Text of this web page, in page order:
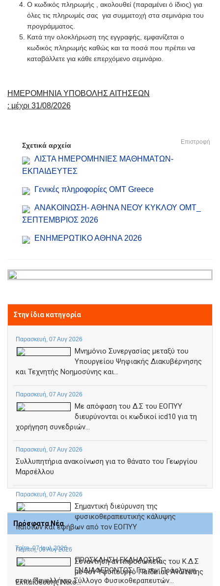
Ο κωδικός πληρωμής , ακολουθεί (παραμένει ό ίδιος) για
όλες τις πληρωμές σας για συμμετοχή στα σεμινάρια του
προγράμματος.
Κατά την ολοκλήρωση της εγγραφής, εμφανίζεται ο
κωδικός πληρωμής καθώς και τα ποσά που πρέπει να
καταβάλλετε για κάθε επερχόμενο σεμινάριο.
ΗΜΕΡΟΜΗΝΙΑ ΥΠΟΒΟΛΗΣ ΑΙΤΗΣΕΩΝ
: μέχρι 31/08/2026
Επιστροφή
Σχετικά αρχεία
ΛΙΣΤΑ ΗΜΕΡΟΜΗΝΙΕΣ ΜΑΘΗΜΑΤΩΝ-
ΕΚΠΑΙΔΕΥΤΕΣ
Γενικές πληροφορίες ΟΜΤ Greece
ΑΝΑΚΟΙΝΩΣΗ- ΑΘΗΝΑ ΝΕΟΥ ΚΥΚΛΟΥ ΟΜΤ_
ΣΕΠΤΕΜΒΡΙΟΣ 2026
ΕΝΗΜΕΡΩΤΙΚΟ ΑΘΗΝΑ 2026
Στην ίδια κατηγορία
Παρασκευή, 07 Αυγ 2026
Μνημόνιο Συνεργασίας μεταξύ του
Υπουργείου Ψηφιακής Διακυβέρνησης
και Τεχνητής Νοημοσύνης και...
Παρασκευή, 07 Αυγ 2026
Με απόφαση του Δ.Σ του ΕΟΠΥΥ
διευρύνονται οι κωδικοί icd10 για τη
χορήγηση συνεδριών...
Παρασκευή, 07 Αυγ 2026
Συλλυπητήρια ανακοίνωση για το θάνατο του Γεωργίου
Μαρσέλλου
Παρασκευή, 07 Αυγ 2026
Σημαντική διεύρυνση της
φυσικοθεραπευτικής κάλυψης
παιδιών και εφήβων από τον ΕΟΠΥΥ
Πέμπτη, 06 Αυγ 2026
Συνάντηση αντιπροσωπείας του Κ.Δ.Σ
με τον Υφυπουργό Παιδείας Ανώτατης
Εκπαίδευσης Νίκο...
Πρόσφατα Νέα
Τρίτη, 07 Ιουλ 2026
ΠΡΟΣΚΛΗΣΗ ΕΚΔΗΛΩΣΗΣ
ΕΝΔΙΑΦΕΡΟΝΤΟΣ: Για την Πρόσληψη
στον Πανελλήνιο Σύλλογο Φυσικοθεραπευτών...